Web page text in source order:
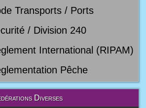
Transports / Ports
/ Division 240
International (RIPAM)
Pêche
Diverses